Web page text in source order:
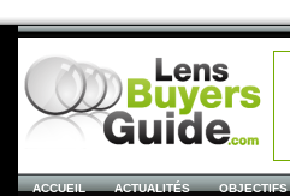
ACCUEIL ACTUALITÉS OBJECTIFS